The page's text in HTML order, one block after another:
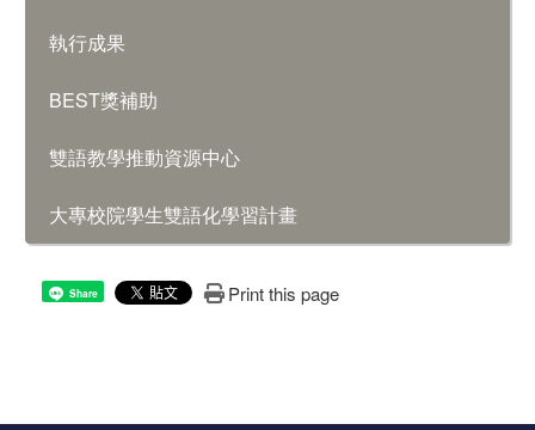
執行成果
BEST獎補助
雙語教學推動資源中心
大專校院學生雙語化學習計畫
Share Print this page